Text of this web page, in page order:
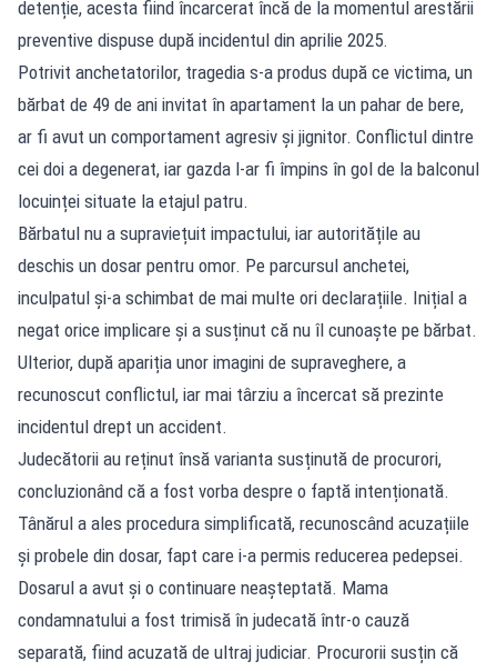
detenție, acesta fiind încarcerat încă de la momentul arestării
preventive dispuse după incidentul din aprilie 2025.
Potrivit anchetatorilor, tragedia s-a produs după ce victima, un
bărbat de 49 de ani invitat în apartament la un pahar de bere,
ar fi avut un comportament agresiv și jignitor. Conflictul dintre
cei doi a degenerat, iar gazda l-ar fi împins în gol de la balconul
locuinței situate la etajul patru.
Bărbatul nu a supraviețuit impactului, iar autoritățile au
deschis un dosar pentru omor. Pe parcursul anchetei,
inculpatul și-a schimbat de mai multe ori declarațiile. Inițial a
negat orice implicare și a susținut că nu îl cunoaște pe bărbat.
Ulterior, după apariția unor imagini de supraveghere, a
recunoscut conflictul, iar mai târziu a încercat să prezinte
incidentul drept un accident.
Judecătorii au reținut însă varianta susținută de procurori,
concluzionând că a fost vorba despre o faptă intenționată.
Tânărul a ales procedura simplificată, recunoscând acuzațiile
și probele din dosar, fapt care i-a permis reducerea pedepsei.
Dosarul a avut și o continuare neașteptată. Mama
condamnatului a fost trimisă în judecată într-o cauză
separată, fiind acuzată de ultraj judiciar. Procurorii susțin că